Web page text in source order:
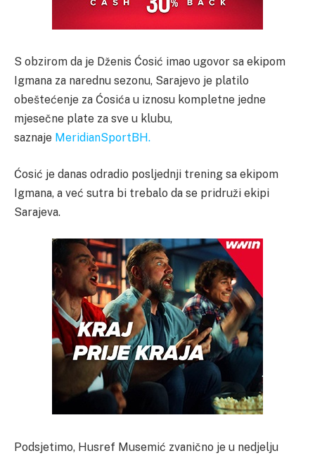
S obzirom da je Dženis Ćosić imao ugovor sa ekipom
Igmana za narednu sezonu, Sarajevo je platilo
obeštećenje za Ćosića u iznosu kompletne jedne
mjesečne plate za sve u klubu,
saznaje MeridianSportBH.
Ćosić je danas odradio posljednji trening sa ekipom
Igmana, a već sutra bi trebalo da se pridruži ekipi
Sarajeva.
Podsjetimo, Husref Musemić zvanično je u nedjelju